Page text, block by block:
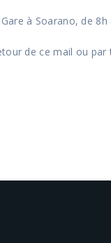
à Soarano, de
de ce mail ou par